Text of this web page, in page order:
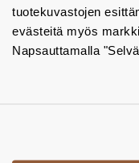
tuotekuvastojen
evästeitä myös
Napsauttamalla
Yhteystiedot
Tiedotteet